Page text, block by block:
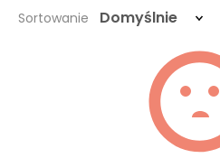
Sortowanie Domyślnie